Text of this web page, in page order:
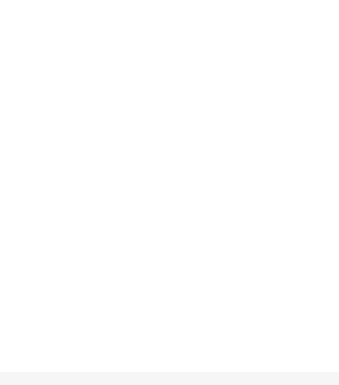
muunnelma. Voit tehdä valinnat tuotteen sivulla.